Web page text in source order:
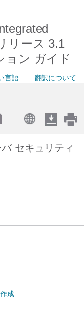
リース 3.1
ョン ガイド
言語 翻訳について
セキュリティ
成